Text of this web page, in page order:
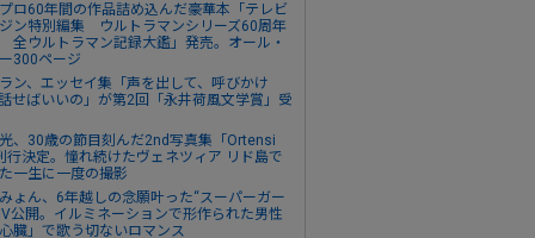
ロ60年間の作品詰め込んだ豪華本「テレビ
ン特別編集 ウルトラマンシリーズ60周年
全ウルトラマン記録大鑑」発売。オール・
300ページ
ン、エッセイ集「声を出して、呼びかけ
せばいいの」が第2回「永井荷風文学賞」受
、30歳の節目刻んだ2nd写真集「Ortensi
行決定。憧れ続けたヴェネツィア リド島で
一生に一度の撮影
ょん、6年越しの念願叶った“スーパーガー
公開。イルミネーションで形作られた男性
臓」で歌う切ないロマンス